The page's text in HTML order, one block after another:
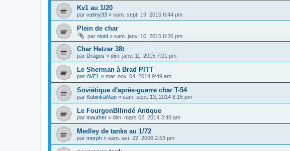
Kv1 au 1/20
par valmy33 » sam. sept. 19, 2015 8:44 pm
Plein de char
par oioid » sam. janv. 10, 2015 6:26 pm
Char Hetzer 38t
par Dragos » dim. janv. 11, 2015 7:01 pm
Le Sherman à Brad PITT
par AVEL » mar. nov. 04, 2014 9:49 am
Soviétique d'après-guerre char T-54
par KubinkaMan » sam. sept. 13, 2014 8:15 pm
Le FourgonBllindé Antique
par mauther » dim. mars 02, 2014 3:40 am
Medley de tanks au 1/72
par morph » sam. avr. 22, 2006 2:53 pm